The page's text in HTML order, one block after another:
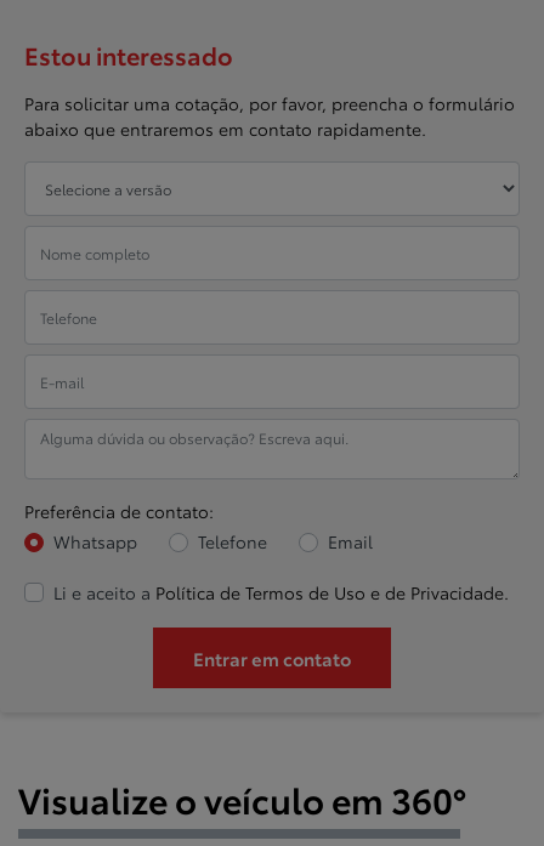
Estou interessado
Para solicitar uma cotação, por favor, preencha o formulário
abaixo que entraremos em contato rapidamente.
Preferência de contato:
Whatsapp
Telefone Email
Li e aceito a Política de Termos de Uso e de Privacidade.
Entrar em contato
Visualize o veículo em 360°